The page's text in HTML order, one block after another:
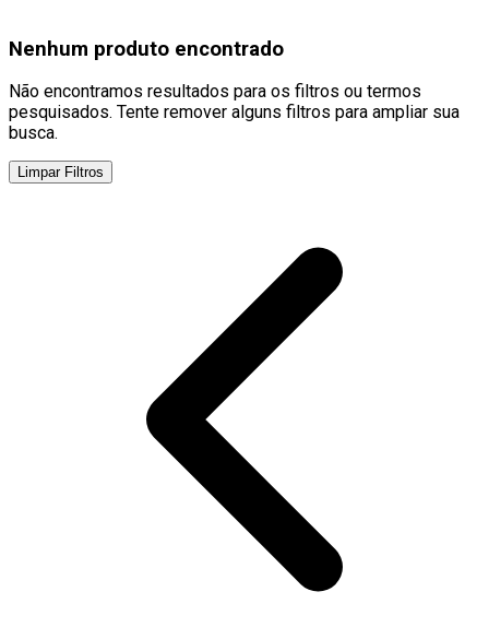
Nenhum produto encontrado
Não encontramos resultados para os filtros ou termos
pesquisados. Tente remover alguns filtros para ampliar sua
busca.
Limpar Filtros